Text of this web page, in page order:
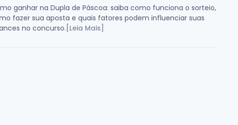
ganhar na Dupla de Páscoa: saiba como funciona o sorteio,
fazer sua aposta e quais fatores podem influenciar suas
no concurso. [Leia Mais]